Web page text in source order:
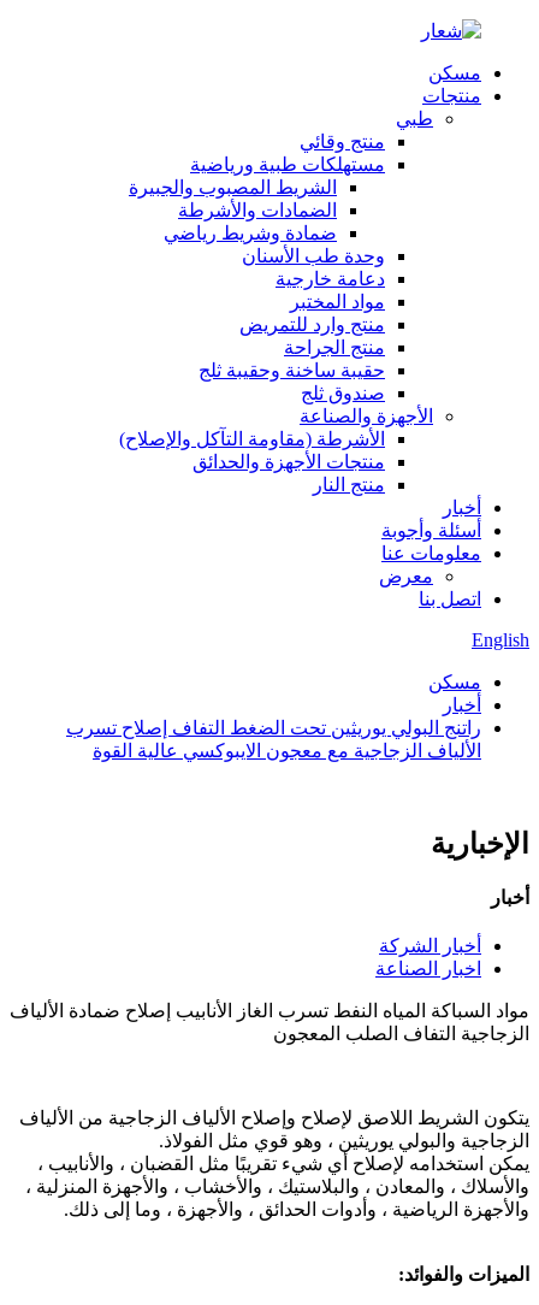
مسكن
منتجات
طبي
منتج وقائي
مستهلكات طبية ورياضية
الشريط المصبوب والجبيرة
الضمادات والأشرطة
ضمادة وشريط رياضي
وحدة طب الأسنان
دعامة خارجية
مواد المختبر
منتج وارد للتمريض
منتج الجراحة
حقيبة ساخنة وحقيبة ثلج
صندوق ثلج
الأجهزة والصناعة
الأشرطة (مقاومة التآكل والإصلاح)
منتجات الأجهزة والحدائق
منتج النار
أخبار
أسئلة وأجوبة
معلومات عنا
معرض
اتصل بنا
English
مسكن
أخبار
راتنج البولي يوريثين تحت الضغط التفاف إصلاح تسرب
الألياف الزجاجية مع معجون الايبوكسي عالية القوة
الإخبارية
أخبار
أخبار الشركة
اخبار الصناعة
مواد السباكة المياه النفط تسرب الغاز الأنابيب إصلاح ضمادة الألياف
الزجاجية التفاف الصلب المعجون
يتكون الشريط اللاصق لإصلاح وإصلاح الألياف الزجاجية من الألياف
الزجاجية والبولي يوريثين ، وهو قوي مثل الفولاذ.
يمكن استخدامه لإصلاح أي شيء تقريبًا مثل القضبان ، والأنابيب ،
والأسلاك ، والمعادن ، والبلاستيك ، والأخشاب ، والأجهزة المنزلية ،
والأجهزة الرياضية ، وأدوات الحدائق ، والأجهزة ، وما إلى ذلك.
الميزات والفوائد: